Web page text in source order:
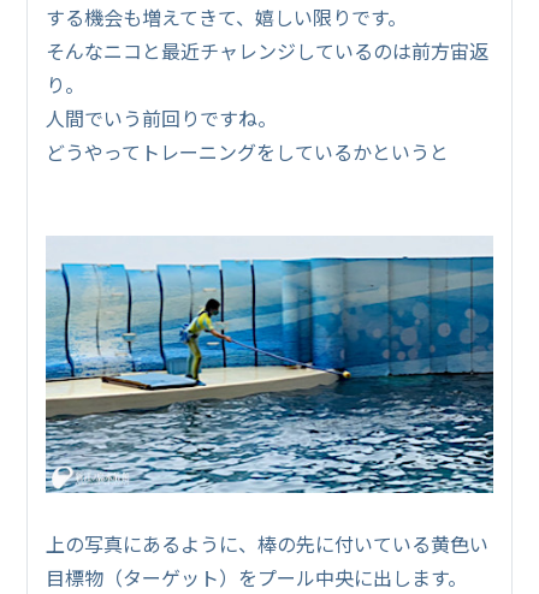
する機会も増えてきて、嬉しい限りです。
そんなニコと最近チャレンジしているのは前方宙返
り。
人間でいう前回りですね。
どうやってトレーニングをしているかというと
上の写真にあるように、棒の先に付いている黄色い
目標物（ターゲット）をプール中央に出します。